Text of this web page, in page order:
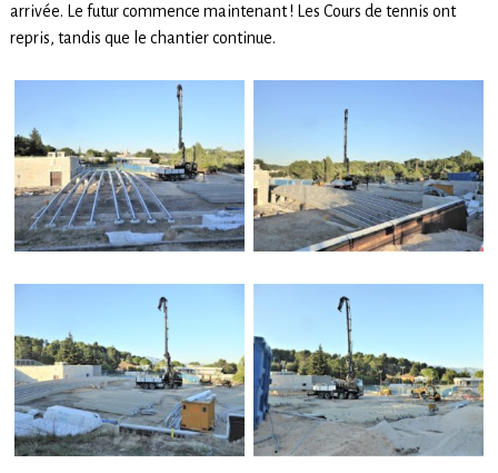
arrivée. Le futur commence maintenant ! Les Cours de tennis ont
repris, tandis que le chantier continue.